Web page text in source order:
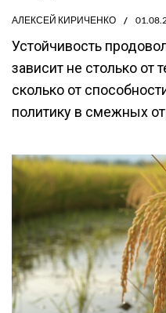
АЛЕКСЕЙ КИРИЧЕНКО
Устойчивость
зависит не столько от
сколько от
политику в смежных